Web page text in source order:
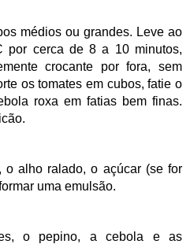
médios ou grandes. Leve ao
por cerca de 8 a 10 minutos,
crocante por fora, sem
os tomates em cubos, fatie o
roxa em fatias bem finas.
o alho ralado, o açúcar (se for
uma emulsão.
o pepino, a cebola e as